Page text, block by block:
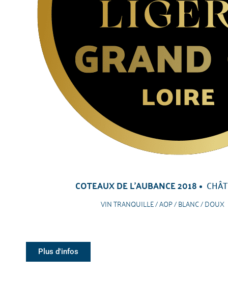
COTEAUX DE L'AUBANCE 2018
VIN TRANQUILLE / AOP / BLANC / DOUX
Plus d'infos